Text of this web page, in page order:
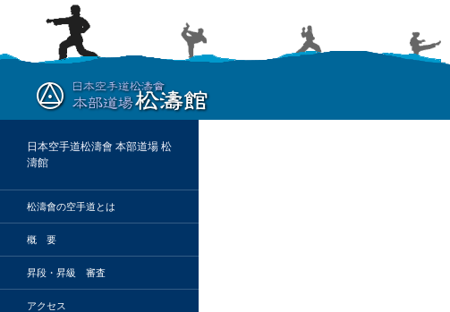
日本空手道松濤會 本部道場 松
濤館
松濤會の空手道とは
概 要
昇段・昇級 審査
アクセス